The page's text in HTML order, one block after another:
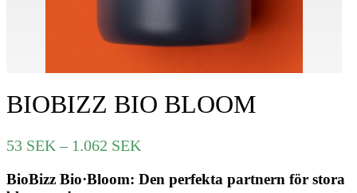
BIOBIZZ BIO BLOOM
53 SEK – 1.062 SEK
till
BioBizz Bio·Bloom: Den perfekta partnern för stora